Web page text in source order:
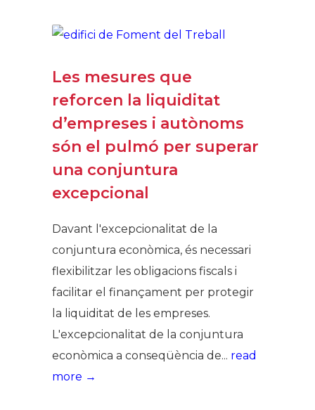
Les mesures que
reforcen la liquiditat
d’empreses i autònoms
són el pulmó per superar
una conjuntura
excepcional
Davant l'excepcionalitat de la
conjuntura econòmica, és necessari
flexibilitzar les obligacions fiscals i
facilitar el finançament per protegir
la liquiditat de les empreses.
L'excepcionalitat de la conjuntura
econòmica a conseqüència de... read
more →